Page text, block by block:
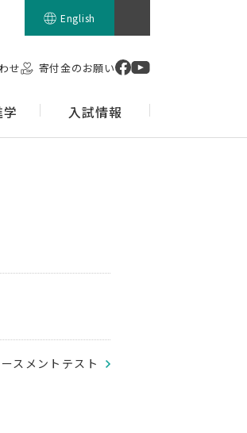
English
せ 寄付金のお願い
入試情報
スメントテスト